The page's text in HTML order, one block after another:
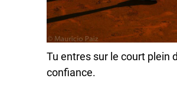
Tu entres sur le court plein
confiance.